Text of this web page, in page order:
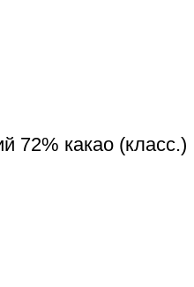
72% какао (класс.)